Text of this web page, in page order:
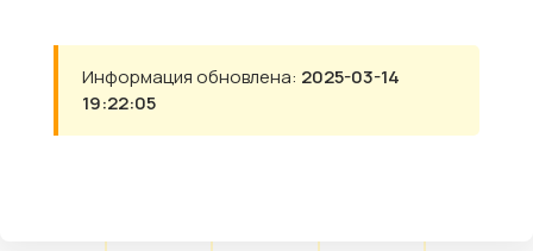
Информация обновлена: 2025-03-14
19:22:05